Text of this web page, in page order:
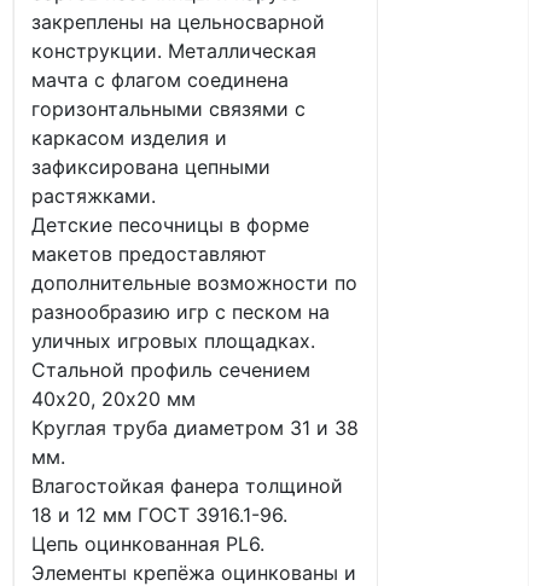
закреплены на цельносварной
конструкции. Металлическая
мачта с флагом соединена
горизонтальными связями с
каркасом изделия и
зафиксирована цепными
растяжками.
Детские песочницы в форме
макетов предоставляют
дополнительные возможности по
разнообразию игр с песком на
уличных игровых площадках.
Стальной профиль сечением
40х20, 20х20 мм
Круглая труба диаметром 31 и 38
мм.
Влагостойкая фанера толщиной
18 и 12 мм ГОСТ 3916.1-96.
Цепь оцинкованная PL6.
Элементы крепёжа оцинкованы и